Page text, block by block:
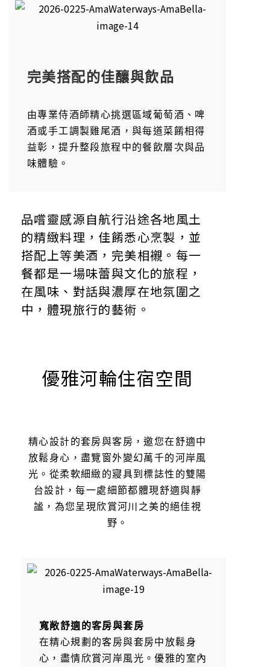
完美搭配的佳釀與飲品
由專業侍酒師精心挑選區域葡萄酒、啤
酒或手工調製雞尾酒，與每道菜餚相得
益彰，提升整段旅程中的餐飲層次與品
味體驗。
品嚐靈感源自航行沿途各地風土
的精緻料理，佳餚悉心烹製，並
搭配上等美酒，完美相襯。每一
餐都是一場味蕾與文化的旅程，
在風味、對話與濃厚在地氛圍之
中，體現旅行的藝術。
優雅河輪住宿空間
精心設計的套房與客房，邀您在舒適中
放鬆身心，盡覽窗外變幻萬千的河岸風
光。從柔軟細緻的寢具到標誌性的雙陽
台設計，每一處細節都體現舒適與靜
謐，為您呈現欣賞河川之美的絕佳視
野。
寬敞舒適的客房與套房
在精心規劃的客房與套房中放鬆身
心，盡情欣賞河岸風光。優雅的室內